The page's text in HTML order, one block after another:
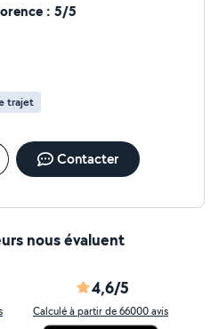
: 5/5
trajet
Contacter
nous évaluent
4,6/5
Calculé à partir de 66000 avis